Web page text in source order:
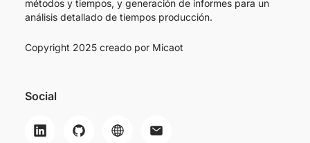
métodos y tiempos, y generación de informes para un
análisis detallado de tiempos producción.
Copyright 2025 creado por Micaot
Social